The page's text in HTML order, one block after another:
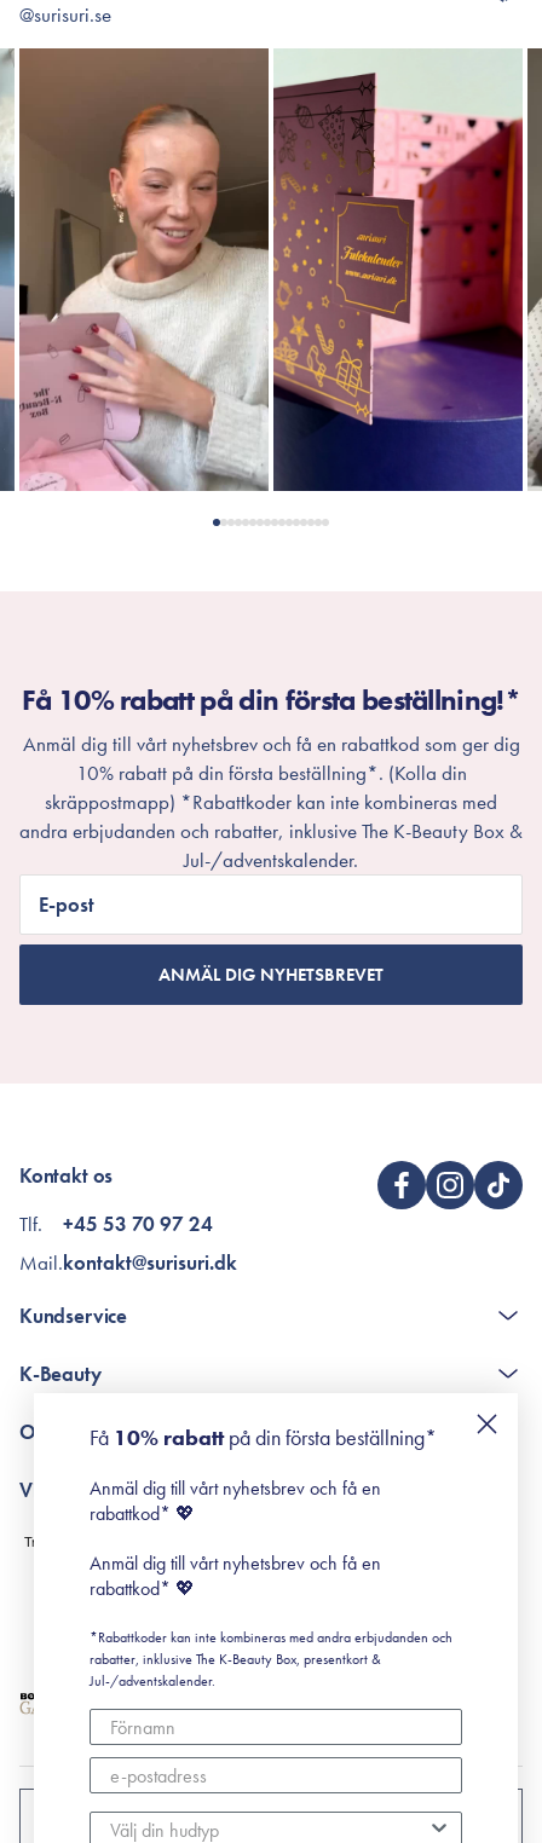
@surisuri.se
Få 10% rabatt på din första beställning!*
Anmäl dig till vårt nyhetsbrev och få en rabattkod som ger dig
10% rabatt på din första beställning*. (Kolla din
skräppostmapp) *Rabattkoder kan inte kombineras med
andra erbjudanden och rabatter, inklusive The K-Beauty Box &
Jul-/adventskalender.
E-post
ANMÄL DIG NYHETSBREVET
Kontakt os
Tlf.
Mail.
+45 53 70 97 24
kontakt@surisuri.dk
Kundservice
Poängshop - frågor och svar
K-Beauty
Retinol för nybörjare
Om Surisuri
Black Friday
Villkor
Leverans & Retur
Köpvillkor
Prenumerationsvillkor
Cookiepolicy
SVERIGE
Få 10% rabattpå din första beställning*
Anmäl dig till vårt nyhetsbrev och få en
rabattkod* 💖
Anmäl dig till vårt nyhetsbrev och få en
rabattkod* 💖
*Rabattkoder kan inte kombineras med andra erbjudanden och
rabatter, inklusive The K-Beauty Box, presentkort &
Jul-/adventskalender.